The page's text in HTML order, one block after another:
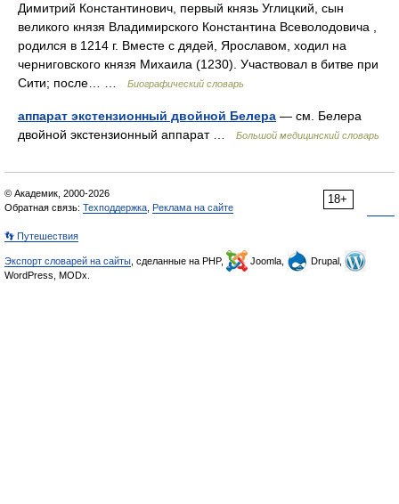
Димитрий Константинович, первый князь Углицкий, сын
великого князя Владимирского Константина Всеволодовича ,
родился в 1214 г. Вместе с дядей, Ярославом, ходил на
черниговского князя Михаила (1230). Участвовал в битве при
Сити; после… …
Биографический словарь
аппарат экстензионный двойной Белера — см. Белера
двойной экстензионный аппарат …
Большой медицинский словарь
18+
© Академик, 2000-2026
Обратная связь: Техподдержка Реклама на сайте
👣 Путешествия
Экспорт словарей на сайты , сделанные на PHP, Joomla,
Drupal,
WordPress, MODx.